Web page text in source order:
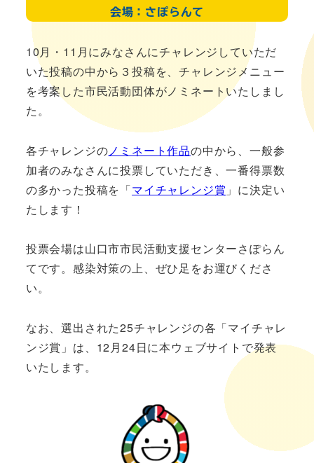
会場：さぽらんて
10月・11月にみなさんにチャレンジしていただ
いた投稿の中から３投稿を、チャレンジメニュー
を考案した市民活動団体がノミネートいたしまし
た。
各チャレンジのノミネート作品の中から、一般参
加者のみなさんに投票していただき、一番得票数
の多かった投稿を「マイチャレンジ賞 」に決定い
たします！
投票会場は山口市市民活動支援センターさぽらん
てです。感染対策の上、ぜひ足をお運びくださ
い。
なお、選出された25チャレンジの各「マイチャレ
ンジ賞」は、12月24日に本ウェブサイトで発表
いたします。